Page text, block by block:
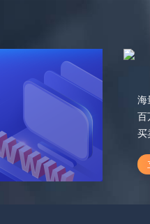
海
百
买